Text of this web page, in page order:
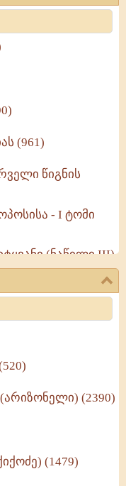
(961)
წიგნის
- I ტომი
(ნაწილი III)
რჩევები
- II ტომი
-
(2390)
(1479)